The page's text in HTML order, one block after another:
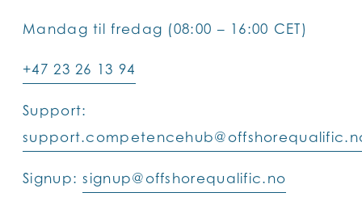
Mandag til fredag (08:00 – 16:00 CET)
+47 23 26 13 94
Support:
Signup:signup@offshorequalific.no